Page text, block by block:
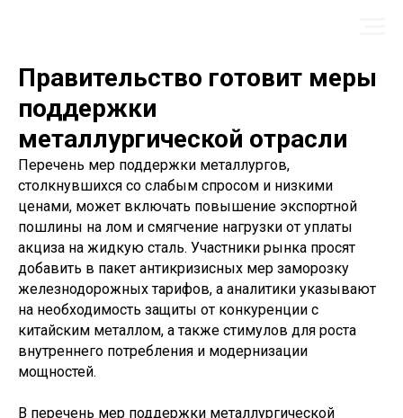
Правительство готовит меры
поддержки
металлургической отрасли
Перечень мер поддержки металлургов,
столкнувшихся со слабым спросом и низкими
ценами, может включать повышение экспортной
пошлины на лом и смягчение нагрузки от уплаты
акциза на жидкую сталь. Участники рынка просят
добавить в пакет антикризисных мер заморозку
железнодорожных тарифов, а аналитики указывают
на необходимость защиты от конкуренции с
китайским металлом, а также стимулов для роста
внутреннего потребления и модернизации
мощностей.
В перечень мер поддержки металлургической